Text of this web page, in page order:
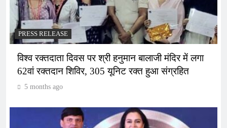
PRESS RELEASE
विश्व रक्तदाता दिवस पर श्री हनुमान बालाजी मंदिर में लगा
62वां रक्तदान शिविर, 305 यूनिट रक्त हुआ संग्रहित
5 months ago